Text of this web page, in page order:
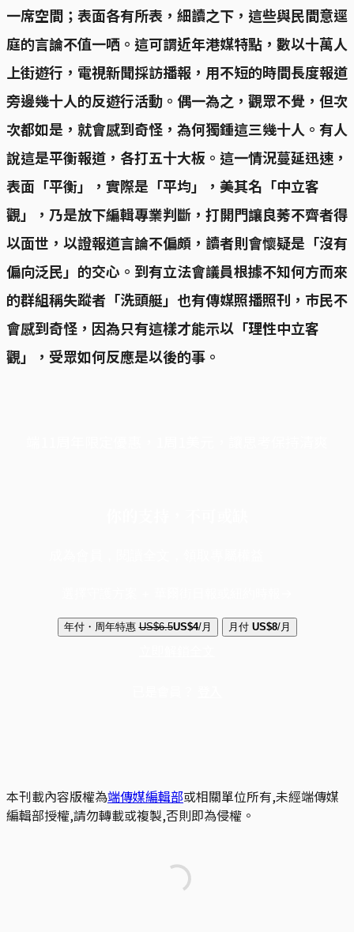
一席空間；表面各有所表，細讀之下，這些與民間意逕
庭的言論不值一哂。這可謂近年港媒特點，數以十萬人
上街遊行，電視新聞採訪播報，用不短的時間長度報道
旁邊幾十人的反遊行活動。偶一為之，觀眾不覺，但次
次都如是，就會感到奇怪，為何獨鍾這三幾十人。有人
說這是平衡報道，各打五十大板。這一情況蔓延迅速，
表面「平衡」，實際是「平均」，美其名「中立客
觀」，乃是放下編輯專業判斷，打開門讓良莠不齊者得
以面世，以證報道言論不偏頗，讀者則會懷疑是「沒有
偏向泛民」的交心。到有立法會議員根據不知何方而來
的群組稱失蹤者「洗頭艇」也有傳媒照播照刊，巿民不
會感到奇怪，因為只有這樣才能示以「理性中立客
觀」，受眾如何反應是以後的事。
年付・周年特惠 US$6.5US$4/月 月付 US$8/月
本刊載內容版權為端傳媒編輯部或相關單位所有,未經端傳媒
編輯部授權,請勿轉載或複製,否則即為侵權。